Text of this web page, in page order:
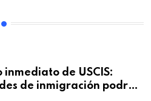
inmediato de USCIS:
de inmigración podrán